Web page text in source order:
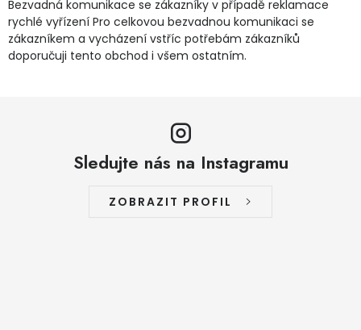
Bezvadná komunikace se zákazníky v případě reklamace
rychlé vyřízení Pro celkovou bezvadnou komunikaci se
zákazníkem a vycházení vstříc potřebám zákazníků
doporučuji tento obchod i všem ostatním.
Sledujte nás na Instagramu
ZOBRAZIT PROFIL